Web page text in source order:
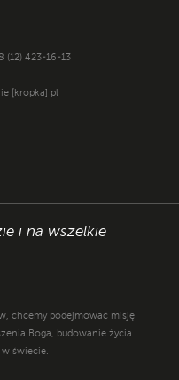
423-16-13
[kropka] pl
i na wszelkie
chcemy podejmować misję
Boga, budowanie życia
świecie.